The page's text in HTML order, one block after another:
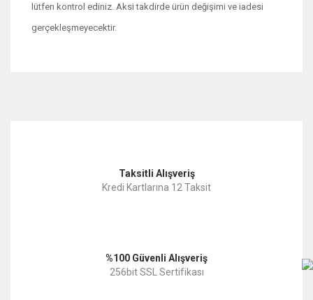
lütfen kontrol ediniz. Aksi takdirde ürün değişimi ve iadesi
gerçekleşmeyecektir.
Ürün resmi kalitesiz, bozuk veya görüntülenemiyor.
Ürün fiyatı diğer sitelerden daha pahalı.
Taksitli Alışveriş
Kredi Kartlarına 12 Taksit
%100 Güvenli Alışveriş
256bit SSL Sertifikası